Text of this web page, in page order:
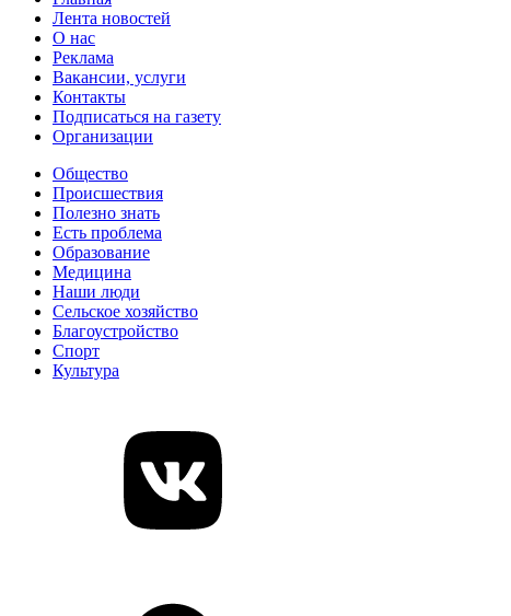
Лента новостей
О нас
Реклама
Вакансии, услуги
Контакты
Подписаться на газету
Организации
Общество
Происшествия
Полезно знать
Есть проблема
Образование
Медицина
Наши люди
Сельское хозяйство
Благоустройство
Спорт
Культура